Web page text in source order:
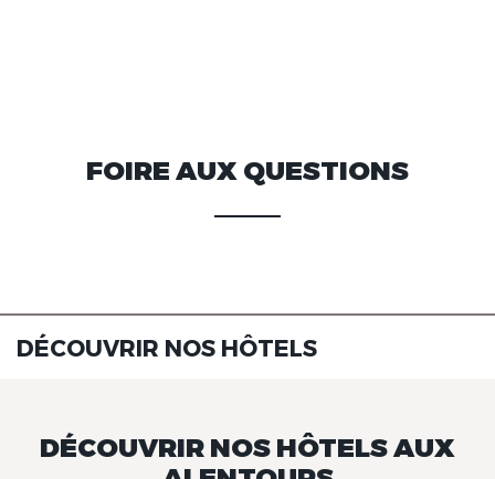
FOIRE AUX QUESTIONS
DÉCOUVRIR NOS HÔTELS
DÉCOUVRIR NOS HÔTELS AUX